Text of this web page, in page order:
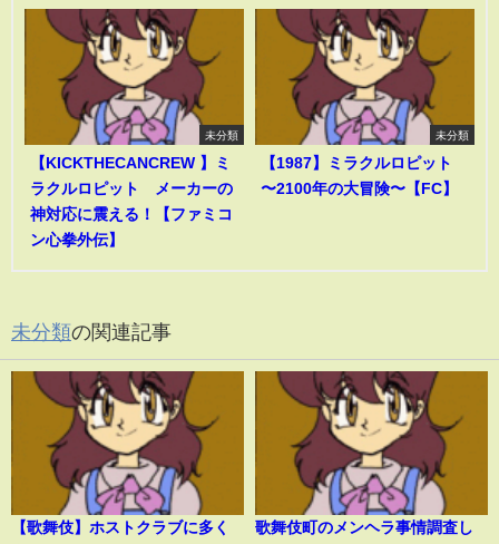
未分類
【KICKTHECANCREW 】ミ
ラクルロピット メーカーの
神対応に震える！【ファミコ
ン心拳外伝】
未分類
【1987】ミラクルロピット
〜2100年の大冒険〜【FC】
未分類の関連記事
【歌舞伎】ホストクラブに多く
歌舞伎町のメンヘラ事情調査し